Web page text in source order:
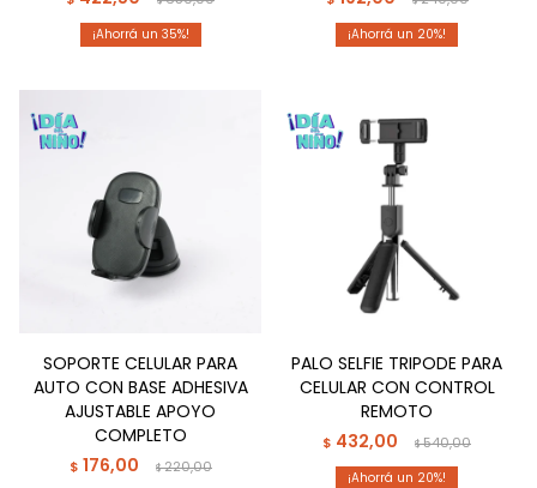
35 20
SOPORTE CELULAR PARA
AUTO CON BASE ADHESIVA
AJUSTABLE APOYO
COMPLETO
$ 176,00 $220,00
PALO SELFIE TRIPODE PARA
CELULAR CON CONTROL
REMOTO
$ 432,00 $540,00
20